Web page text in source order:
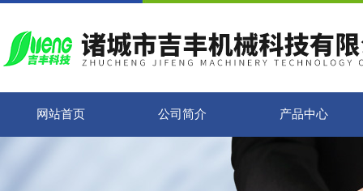
网站首页 公司简介 产品中心